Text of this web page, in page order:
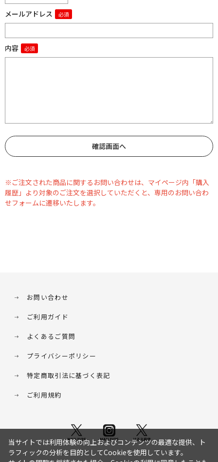
メールアドレス
内容
※ご注文された商品に関するお問い合わせは、マイページ内「購入
履歴」より対象のご注文を選択していただくと、専用のお問い合わ
せフォームに遷移いたします。
お問い合わせ
ご利用ガイド
よくあるご質問
プライバシーポリシー
特定商取引法に基づく表記
ご利用規約
当サイトでは利用体験の向上およびコンテンツの最適な提供、ト
ラフィックの分析を目的としてCookieを使用しています。